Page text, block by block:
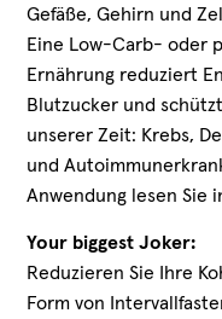
Gefäße, Gehirn und
Eine Low-Carb- oder
Ernährung reduziert
Blutzucker und
unserer Zeit: Krebs,
und
Anwendung lesen Sie
Your biggest Joker:
Reduzieren Sie Ihre
Form von